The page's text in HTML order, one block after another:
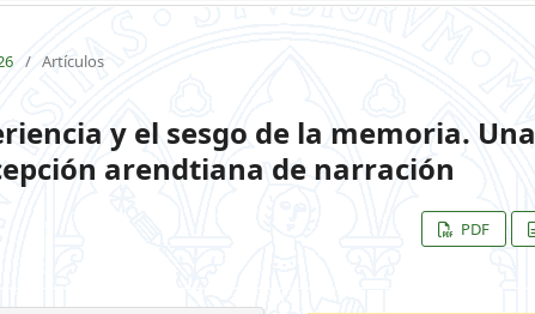
/ Artículos
y el sesgo de la memoria. Una
arendtiana de narración
PDF